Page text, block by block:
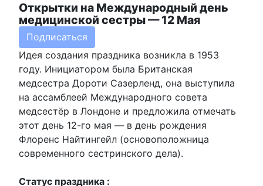
Открытки на Международный день
медицинской сестры — 12 Мая
Подписаться
Идея создания праздника возникла в 1953
году. Инициатором была Британская
медсестра Дороти Сазерленд, она выступила
на ассамблеей Международного совета
медсестёр в Лондоне и предложила отмечать
этот день 12-го мая — в день рождения
Флоренс Найтингейл (основоположница
современного сестринского дела).
Статус праздника :